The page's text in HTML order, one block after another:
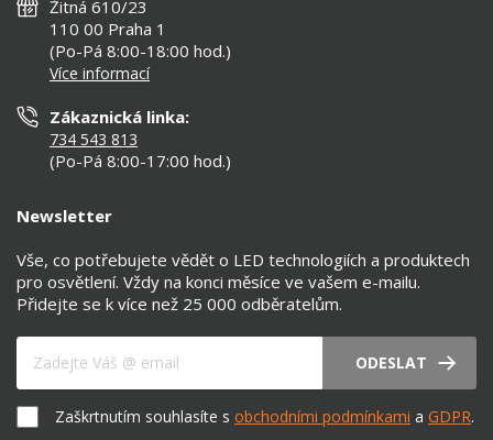
Než koupíte
Osvětlení dle místnosti
Zásady ochrany soukromí
Nastavení cookies
Prohlášení o přístupnosti
Žitná 610/23
110 00 Praha 1
(Po-Pá 8:00-18:00 hod.)
Více informací
Zákaznická linka:
734 543 813
(Po-Pá 8:00-17:00 hod.)
Newsletter
Vše, co potřebujete vědět o LED technologiích a produktech
pro osvětlení. Vždy na konci měsíce ve vašem e-mailu.
Přidejte se k více než 25 000 odběratelům.
Váš e-mail
ODESLAT
Zaškrtnutím souhlasíte s obchodními podmínkami a GDPR.